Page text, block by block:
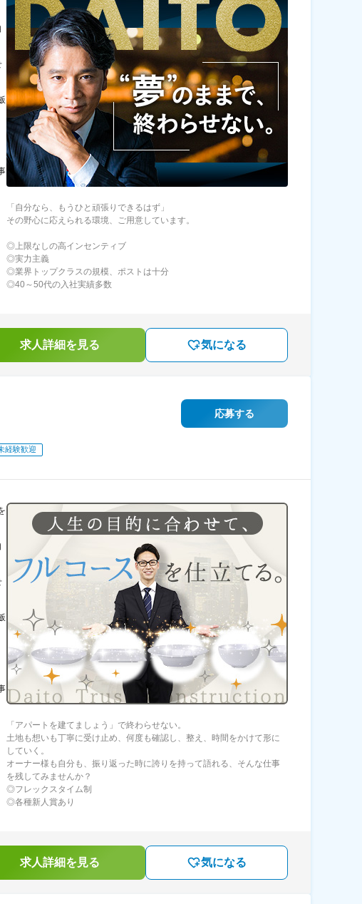
「自分なら、もうひと頑張りできるはず」
その野心に応えられる環境、ご用意しています。
◎上限なしの高インセンティブ
◎実力主義
◎業界トップクラスの規模、ポストは十分
◎40～50代の入社実績多数
求人詳細を見る 気になる
経験歓迎
応募する
「アパートを建てましょう」で終わらせない。
土地も想いも丁寧に受け止め、何度も確認し、整え、時間をかけて形に
していく。
オーナー様も自分も、振り返った時に誇りを持って語れる、そんな仕事
を残してみませんか？
◎フレックスタイム制
◎各種新人賞あり
求人詳細を見る 気になる